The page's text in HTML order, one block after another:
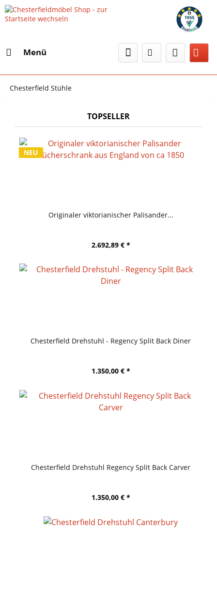
Menü
Chesterfield Stühle
TOPSELLER
NEU
Originaler viktorianischer Palisander...
2.692,89 € *
Chesterfield Drehstuhl - Regency Split Back Diner
1.350,00 € *
Chesterfield Drehstuhl Regency Split Back Carver
1.350,00 € *